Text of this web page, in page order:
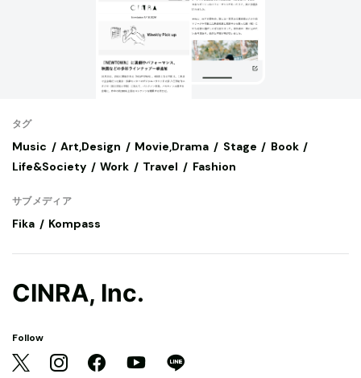
タグ
Music Art,Design Movie,Drama Stage
Book
Life&Society
Work Travel Fashion
サブメディア
Fika Kompass
CINRA, Inc.
Follow